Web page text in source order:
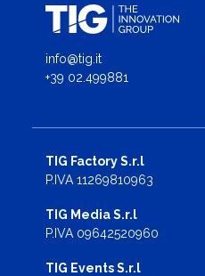
info@tig.it
+39 02.499881
TIG Factory S.r.l
P.IVA 11269810963
TIG Media S.r.l
P.IVA 09642520960
TIG Events S.r.l